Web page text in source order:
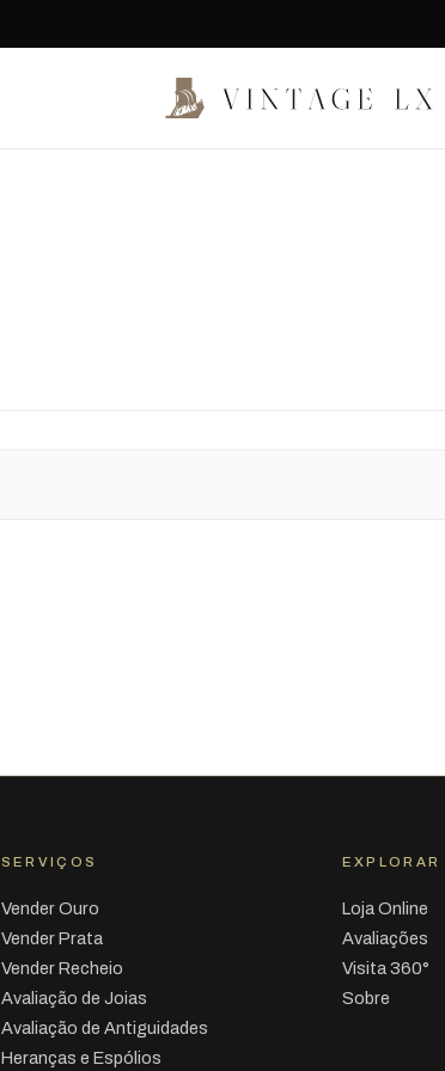
SERVIÇOS
Vender Ouro
Vender Prata
Vender Recheio
Avaliação de Joias
Avaliação de Antiguidades
Heranças e Espólios
EXPLORAR
Loja Online
Avaliações
Visita 360°
Sobre